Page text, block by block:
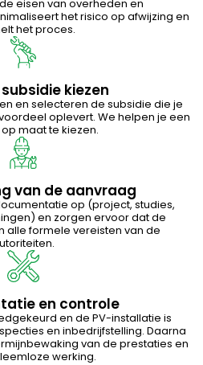
eisen van overheden en
het risico op afwijzing en
het proces.
kiezen
en selecteren de subsidie die je
oplevert. We helpen je een
maat te kiezen.
van de aanvraag
op (project, studies,
en zorgen ervoor dat de
alle formele vereisten van de
en controle
en de PV-installatie is
en inbedrijfstelling. Daarna
van de prestaties en
werking.
Spanje
Engels
Engels
Polen
Pools
regio niet zien?
weergeven